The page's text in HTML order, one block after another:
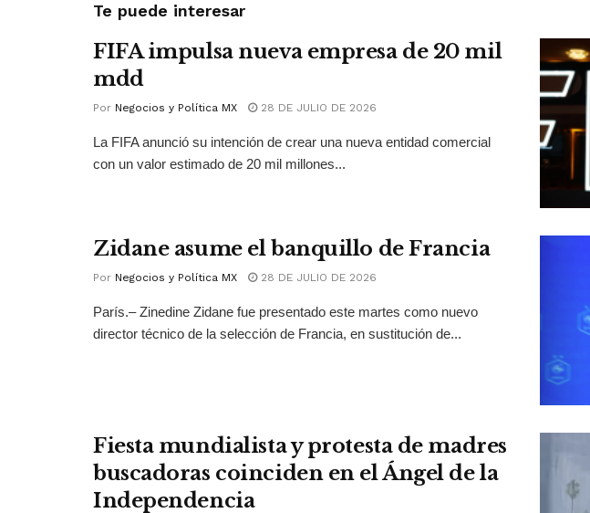
Te puede interesar
FIFA impulsa nueva empresa de 20 mil
mdd
Por Negocios y Política MX 28 DE JULIO DE 2026
La FIFA anunció su intención de crear una nueva entidad comercial
con un valor estimado de 20 mil millones...
Zidane asume el banquillo de Francia
Por Negocios y Política MX 28 DE JULIO DE 2026
París.– Zinedine Zidane fue presentado este martes como nuevo
director técnico de la selección de Francia, en sustitución de...
Fiesta mundialista y protesta de madres
buscadoras coinciden en el Ángel de la
Independencia